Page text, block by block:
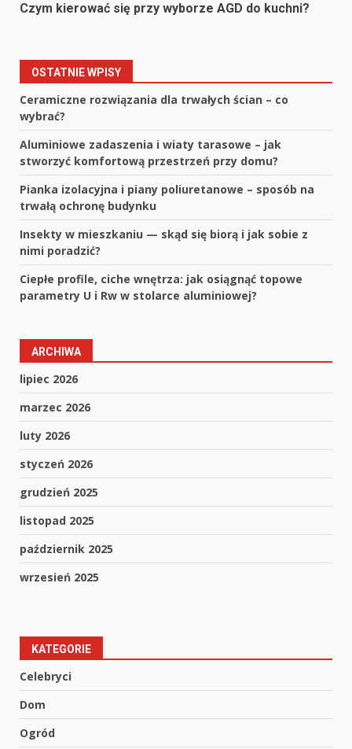
Czym kierować się przy wyborze AGD do kuchni?
OSTATNIE WPISY
Ceramiczne rozwiązania dla trwałych ścian – co
wybrać?
Aluminiowe zadaszenia i wiaty tarasowe – jak
stworzyć komfortową przestrzeń przy domu?
Pianka izolacyjna i piany poliuretanowe – sposób na
trwałą ochronę budynku
Insekty w mieszkaniu — skąd się biorą i jak sobie z
nimi poradzić?
Ciepłe profile, ciche wnętrza: jak osiągnąć topowe
parametry U i Rw w stolarce aluminiowej?
ARCHIWA
lipiec 2026
marzec 2026
luty 2026
styczeń 2026
grudzień 2025
listopad 2025
październik 2025
wrzesień 2025
KATEGORIE
Celebryci
Dom
Ogród